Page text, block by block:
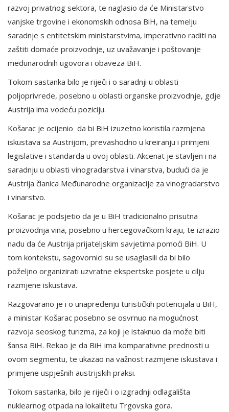
razvoj privatnog sektora, te naglasio da će Ministarstvo
vanjske trgovine i ekonomskih odnosa BiH, na temelju
saradnje s entitetskim ministarstvima, imperativno raditi na
zaštiti domaće proizvodnje, uz uvažavanje i poštovanje
međunarodnih ugovora i obaveza BiH.
Tokom sastanka bilo je riječi i o saradnji u oblasti
poljoprivrede, posebno u oblasti organske proizvodnje, gdje
Austrija ima vodeću poziciju.
Košarac je ocijenio da bi BiH izuzetno koristila razmjena
iskustava sa Austrijom, prevashodno u kreiranju i primjeni
legislative i standarda u ovoj oblasti. Akcenat je stavljen i na
saradnju u oblasti vinogradarstva i vinarstva, budući da je
Austrija članica Međunarodne organizacije za vinogradarstvo
i vinarstvo.
Košarac je podsjetio da je u BiH tradicionalno prisutna
proizvodnja vina, posebno u hercegovačkom kraju, te izrazio
nadu da će Austrija prijateljskim savjetima pomoći BiH. U
tom kontekstu, sagovornici su se usaglasili da bi bilo
poželjno organizirati uzvratne ekspertske posjete u cilju
razmjene iskustava.
Razgovarano je i o unapređenju turističkih potencijala u BiH,
a ministar Košarac posebno se osvrnuo na mogućnost
razvoja seoskog turizma, za koji je istaknuo da može biti
šansa BiH. Rekao je da BiH ima komparativne prednosti u
ovom segmentu, te ukazao na važnost razmjene iskustava i
primjene uspješnih austrijskih praksi.
Tokom sastanka, bilo je riječi i o izgradnji odlagališta
nuklearnog otpada na lokalitetu Trgovska gora.